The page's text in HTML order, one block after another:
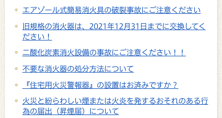
エアゾール式簡易消火具の破裂事故にご注意ください
旧規格の消火器は、2021年12月31日までに交換してく
ださい！
二酸化炭素消火設備の事故にご注意ください！！
不要な消火器の処分方法について
『住宅用火災警報器』の設置はお済みですか？
火災と紛らわしい煙または火炎を発するおそれのある行
為の届出（昇煙届）について